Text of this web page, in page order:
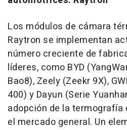
Los módulos de cámara
Raytron se implementan
número creciente de
líderes, como BYD
Bao8), Zeely (Zeekr 9X),
400) y Dayun (Serie
adopción de la termografía
el mercado general. Un